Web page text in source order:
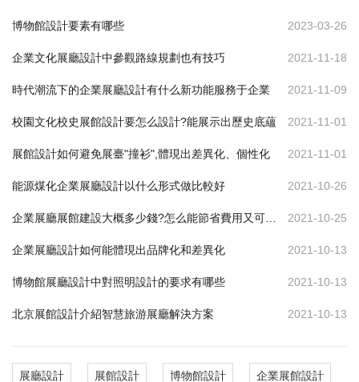
博物館設計要素有哪些 2023-03-26
企業文化展廳設計中參觀路線規劃也有技巧 2021-11-18
時代潮流下的企業展廳設計有什么新功能服務于企業 2021-11-09
校園文化校史展館設計要怎么設計?能展示出歷史底蘊 2021-11-01
展館設計如何避免展臺"撞衫",體現出差異化、個性化 2021-11-01
能源煤化企業展廳設計以什么形式做比較好 2021-10-26
2021-10-25
企業展廳設計如何能體現出品牌化和差異化 2021-10-13
博物館展廳設計中對照明設計的要求有哪些 2021-10-13
北京展館設計介紹智慧旅游展廳解決方案 2021-10-13
展廳設計 展館設計 博物館設計 企業展館設計